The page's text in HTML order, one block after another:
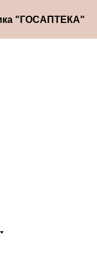
"ГОСАПТЕКА"